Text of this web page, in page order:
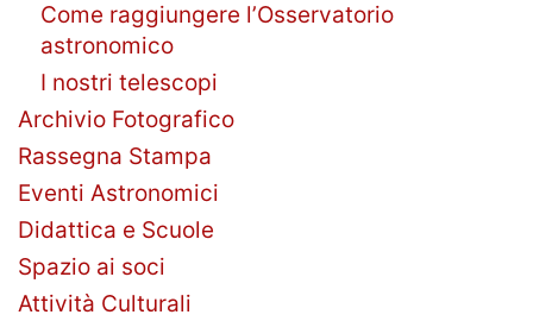
Come raggiungere l’Osservatorio
astronomico
I nostri telescopi
Archivio Fotografico
Rassegna Stampa
Eventi Astronomici
Didattica e Scuole
Spazio ai soci
Attività Culturali